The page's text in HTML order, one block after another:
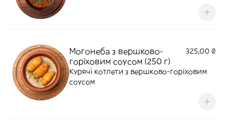
Могонеба з вершково-
горіховим соусом (250 г)
325,00 ₴
Курячі котлети з вершково-горіховим
соусом